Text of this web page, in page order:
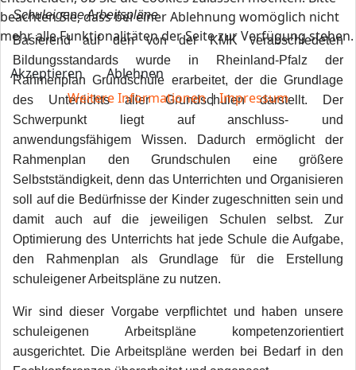
Schuleigene Arbeitspläne
Basierend auf den von der KMK verabschiedeten
Bildungsstandards wurde in Rheinland-Pfalz der
Rahmenplan Grundschule erarbeitet, der die Grundlage
des Unterrichts aller Grundschulen darstellt. Der
Schwerpunkt liegt auf anschluss- und
anwendungsfähigem Wissen. Dadurch ermöglicht der
Rahmenplan den Grundschulen eine größere
Selbstständigkeit, denn das Unterrichten und Organisieren
soll auf die Bedürfnisse der Kinder zugeschnitten sein und
damit auch auf die jeweiligen Schulen selbst. Zur
Optimierung des Unterrichts hat jede Schule die Aufgabe,
den Rahmenplan als Grundlage für die Erstellung
schuleigener Arbeitspläne zu nutzen.
Wir sind dieser Vorgabe verpflichtet und haben unsere
schuleigenen Arbeitspläne kompetenzorientiert
ausgerichtet. Die Arbeitspläne werden bei Bedarf in den
beachten Sie, dass bei einer Ablehnung womöglich nicht
mehr alle Funktionalitäten der Seite zur Verfügung stehen.
Akzeptieren
Ablehnen
Weitere Informationen|Impressum